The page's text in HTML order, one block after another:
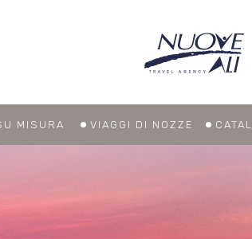
MISURA VIAGGI DI NOZZE